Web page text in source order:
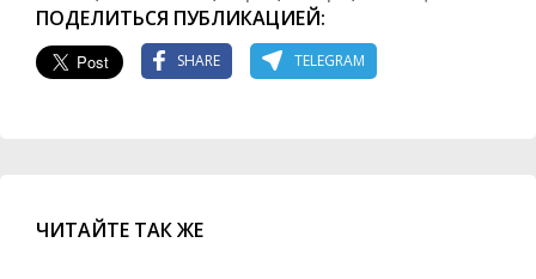
ПОДЕЛИТЬСЯ ПУБЛИКАЦИЕЙ:
SHARE TELEGRAM
ЧИТАЙТЕ ТАК ЖЕ